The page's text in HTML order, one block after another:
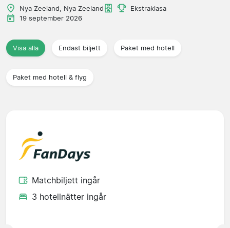
Nya Zeeland, Nya Zeeland
Ekstraklasa
19 september 2026
Visa alla Endast biljett Paket med hotell
Paket med hotell & flyg
Matchbiljett ingår
3 hotellnätter ingår